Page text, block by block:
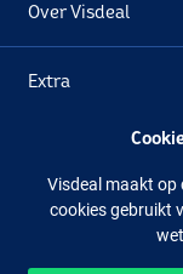
Over Visdeal
Extra
Visdeal maakt op
cookies gebruikt